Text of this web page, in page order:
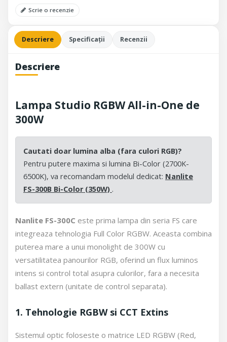
Scrie o recenzie
Descriere Specificații Recenzii
Descriere
Lampa Studio RGBW All-in-One de
300W
Cautati doar lumina alba (fara culori RGB)?
Pentru putere maxima si lumina Bi-Color (2700K-
6500K), va recomandam modelul dedicat: Nanlite
FS-300B Bi-Color (350W) .
Nanlite FS-300C este prima lampa din seria FS care
integreaza tehnologia Full Color RGBW. Aceasta combina
puterea mare a unui monolight de 300W cu
versatilitatea panourilor RGB, oferind un flux luminos
intens si control total asupra culorilor, fara a necesita
ballast extern (unitate de control separata).
1. Tehnologie RGBW si CCT Extins
Sistemul optic foloseste o matrice LED RGBW (Red,